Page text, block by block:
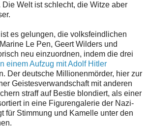
Welt ist schlecht, die Witze aber
es gelungen, die volksfeindlichen
Le Pen, Geert Wilders und
neu einzuordnen, indem die drei
einem Aufzug mit Adolf Hitler
Der deutsche Millionenmörder, hier zur
Geistesverwandschaft mit anderen
straff auf Bestie blondiert, als einer
in eine Figurengalerie der Nazi-
für Stimmung und Kamelle unter den